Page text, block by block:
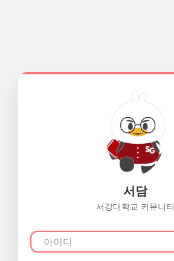
서담
서강대학교 커뮤니티